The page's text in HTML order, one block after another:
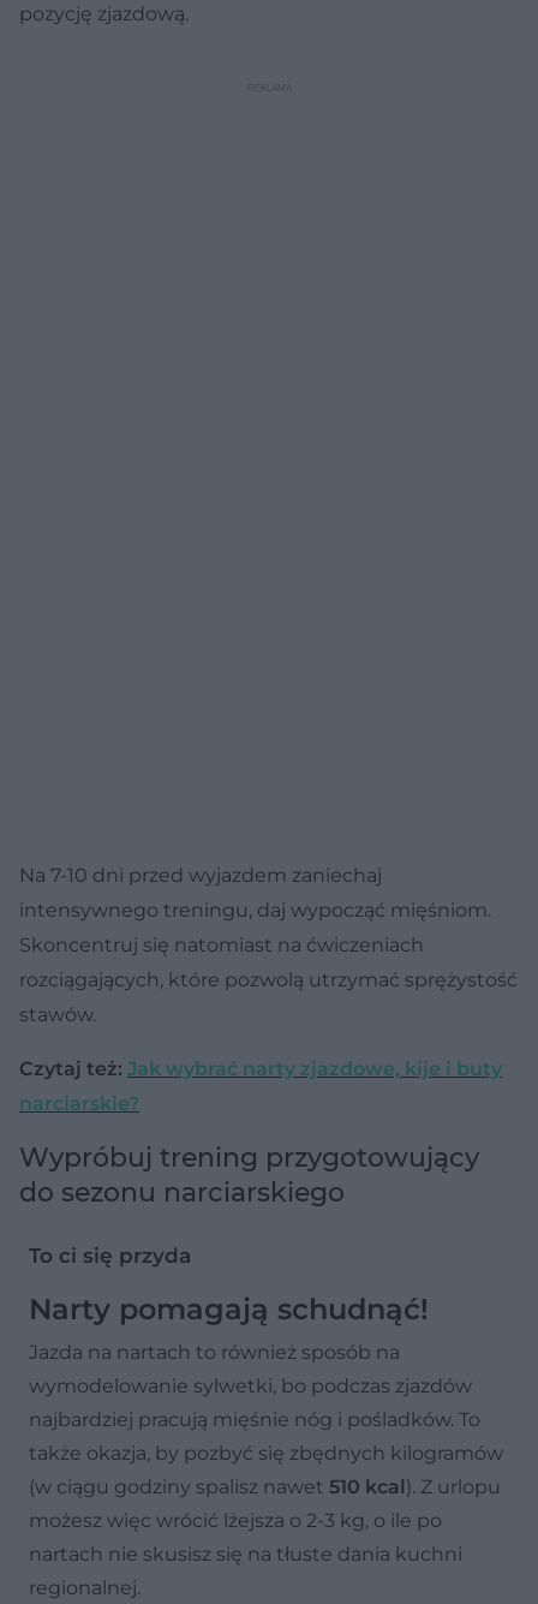
pozycję zjazdową.
Na 7-10 dni przed wyjazdem zaniechaj
intensywnego treningu, daj wypocząć mięśniom.
Skoncentruj się natomiast na ćwiczeniach
rozciągających, które pozwolą utrzymać sprężystość
stawów.
Czytaj też: Jak wybrać narty zjazdowe, kije i buty
narciarskie?
Wypróbuj trening przygotowujący
do sezonu narciarskiego
To ci się przyda
Narty pomagają schudnąć!
Jazda na nartach to również sposób na
wymodelowanie sylwetki, bo podczas zjazdów
najbardziej pracują mięśnie nóg i pośladków. To
także okazja, by pozbyć się zbędnych kilogramów
(w ciągu godziny spalisz nawet 510 kcal). Z urlopu
możesz więc wrócić lżejsza o 2-3 kg, o ile po
nartach nie skusisz się na tłuste dania kuchni
regionalnej.